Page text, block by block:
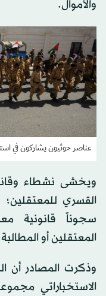
والأموال.
عناصر حوثيون يشاركون في
ويخشى نشطاء
القسري
سجوناً قانونية
المعتقلين أو
وذكرت المصادر أن
الاستخباراتي